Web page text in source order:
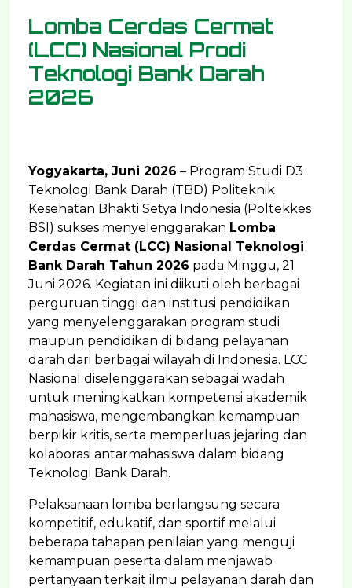
Lomba Cerdas Cermat
(LCC) Nasional Prodi
Teknologi Bank Darah
2026
Yogyakarta, Juni 2026 – Program Studi D3
Teknologi Bank Darah (TBD) Politeknik
Kesehatan Bhakti Setya Indonesia (Poltekkes
BSI) sukses menyelenggarakan Lomba
Cerdas Cermat (LCC) Nasional Teknologi
Bank Darah Tahun 2026 pada Minggu, 21
Juni 2026. Kegiatan ini diikuti oleh berbagai
perguruan tinggi dan institusi pendidikan
yang menyelenggarakan program studi
maupun pendidikan di bidang pelayanan
darah dari berbagai wilayah di Indonesia. LCC
Nasional diselenggarakan sebagai wadah
untuk meningkatkan kompetensi akademik
mahasiswa, mengembangkan kemampuan
berpikir kritis, serta memperluas jejaring dan
kolaborasi antarmahasiswa dalam bidang
Teknologi Bank Darah.
Pelaksanaan lomba berlangsung secara
kompetitif, edukatif, dan sportif melalui
beberapa tahapan penilaian yang menguji
kemampuan peserta dalam menjawab
pertanyaan terkait ilmu pelayanan darah dan